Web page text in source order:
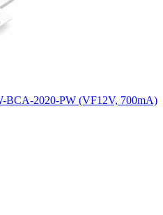
2020-PW (VF12V, 700mA)